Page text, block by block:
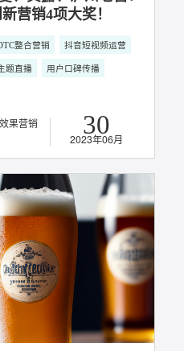
超级用户运营 私域运营营销
10
种子用户、KOC与品